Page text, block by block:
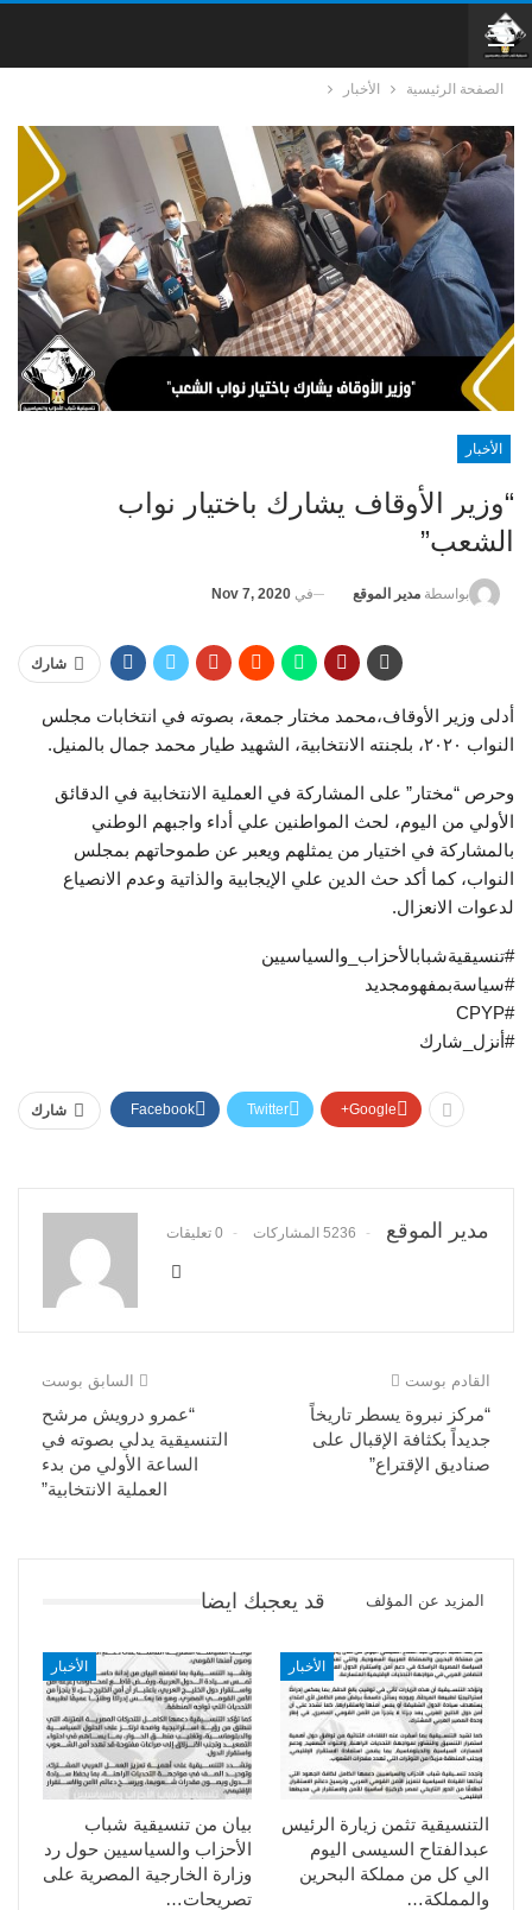
الصفحة الرئيسية الأخبار
الأخبار
“وزير الأوقاف يشارك باختيار نواب
الشعب”
بواسطة مدير الموقع في Nov 7, 2020
شارك
أدلى وزير الأوقاف،محمد مختار جمعة، بصوته في انتخابات مجلس
النواب ٢٠٢٠، بلجنته الانتخابية، الشهيد طيار محمد جمال بالمنيل.
وحرص “مختار” على المشاركة في العملية الانتخابية في الدقائق
الأولي من اليوم، لحث المواطنين علي أداء واجبهم الوطني
بالمشاركة في اختيار من يمثلهم ويعبر عن طموحاتهم بمجلس
النواب، كما أكد حث الدين علي الإيجابية والذاتية وعدم الانصياع
لدعوات الانعزال.
#تنسيقيةشبابالأحزاب_والسياسيين
#سياسةبمفهومجديد
#CPYP
#أنزل_شارك
شارك Facebook Twitter Google+
مدير الموقع 5236 المشاركات 0 تعليقات
السابق بوست
“عمرو درويش مرشح
التنسيقية يدلي بصوته في
الساعة الأولي من بدء
العملية الانتخابية”
القادم بوست
“مركز نبروة يسطر تاريخاً
جديداً بكثافة الإقبال على
صناديق الإقتراع”
قد يعجبك ايضا المزيد عن المؤلف
الأخبار
بيان من تنسيقية شباب
الأحزاب والسياسيين حول رد
وزارة الخارجية المصرية على
تصريحات…
الأخبار
التنسيقية تثمن زيارة الرئيس
عبدالفتاح السيسى اليوم
الي كل من مملكة البحرين
والمملكة…